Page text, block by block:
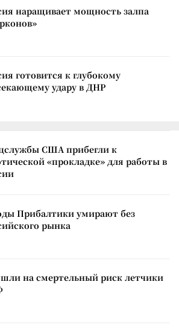
наращивает мощность залпа
готовится к глубокому
удару в ДНР
США прибегли к
«прокладке» для работы в
Прибалтики умирают без
рынка
на смертельный риск летчики